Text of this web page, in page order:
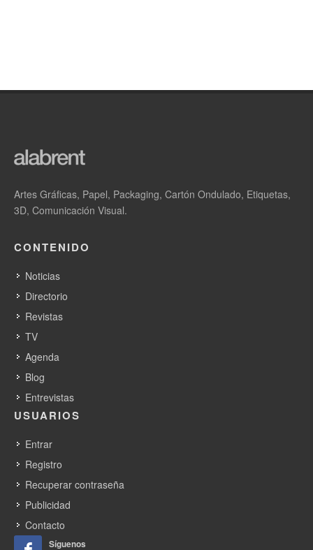
Artes Gráficas, Papel, Packaging, Cartón Ondulado, Etiquetas,
3D, Comunicación Visual.
CONTENIDO
Noticias
Directorio
Revistas
TV
Agenda
Blog
Entrevistas
USUARIOS
Entrar
Registro
Recuperar contraseña
Publicidad
Contacto
Síguenos